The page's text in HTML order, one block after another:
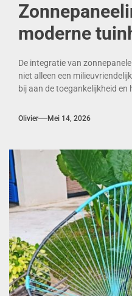
moderne
De integratie van
niet alleen een
bij aan de toegankelijkheid
Olivier Mei 14, 2026